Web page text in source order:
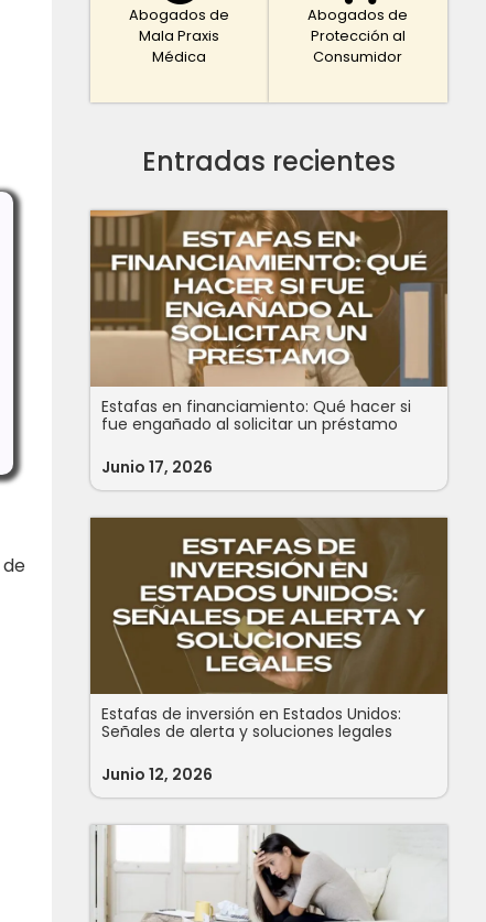
de
Abogados de
Mala Praxis
Médica
Abogados de
Protección al
Consumidor
Entradas recientes
Estafas en financiamiento: Qué hacer si
fue engañado al solicitar un préstamo
Junio 17, 2026
Estafas de inversión en Estados Unidos:
Señales de alerta y soluciones legales
Junio 12, 2026